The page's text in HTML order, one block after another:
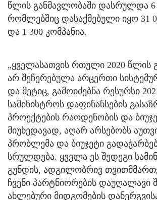
წლის განმავლობაში დასრულდა 6
რომლებშიც დასაქმებული იყო 31
და 1 300 კომპანია.
„ყველასათვის რთული 2020 წლის
არ შეჩერებულა არცერთი
და მეტიც, გამოიძებნა რესურსი
სამინისტროს დაფინანსების
პროექტების რაოდენობის და
მიუხედავად, აღარ არსებობს
პრობლემა და ბიუჯეტი
სრულდება. ყველა ეს შედეგი
გუნდის, ადგილობრივ
ჩვენი პარტნიორების დაუღალავი
ახლებური მიდგომების